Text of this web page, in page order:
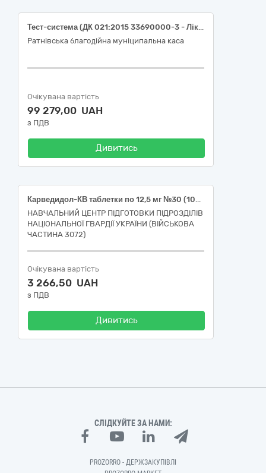
Тест-система (ДК 021:2015 33690000-3 - Лікарські засоби різні)
Ратнівська благодійна муніципальна каса
Очікувана вартість
99 279,00 UAH
з ПДВ
Дивитись
Карведидол-КВ таблетки по 12,5 мг №30 (10х3) бліст.- 12 упаковок; Ровамед (Розувастатин) таблетки, вкриті плівковою оболонкою, 20 мг №30 (10х3) бліст. - 10 упаковок.
НАВЧАЛЬНИЙ ЦЕНТР ПІДГОТОВКИ ПІДРОЗДІЛІВ
НАЦІОНАЛЬНОЇ ГВАРДІЇ УКРАЇНИ (ВІЙСЬКОВА
ЧАСТИНА 3072)
Очікувана вартість
3 266,50 UAH
з ПДВ
Дивитись
СЛІДКУЙТЕ ЗА НАМИ:
PROZORRO - ДЕРЖЗАКУПІВЛІ